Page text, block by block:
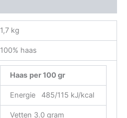
1,7 kg
100% haas
Haas per 100 gr
Energie 485/115 kJ/kcal
Vetten 3.0 gram